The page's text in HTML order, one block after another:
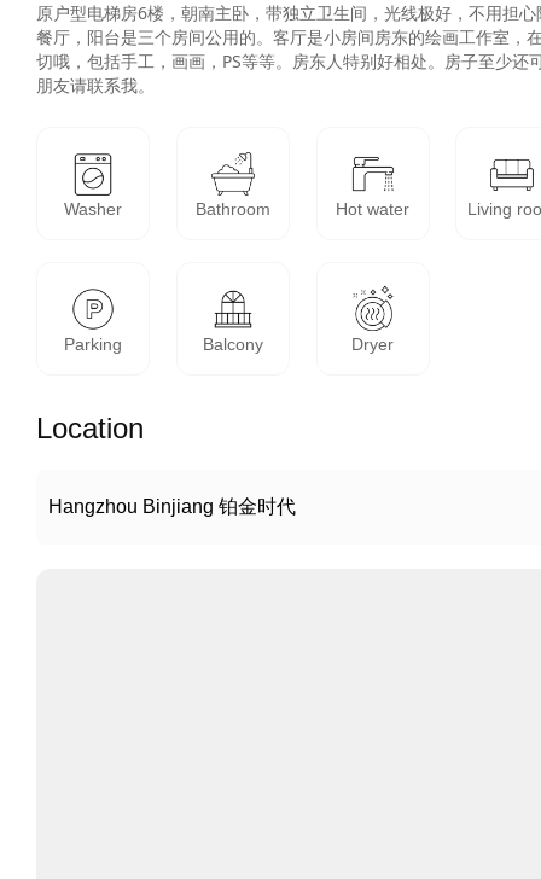
原户型电梯房6楼，朝南主卧，带独立卫生间，光线极好，不用担
餐厅，阳台是三个房间公用的。客厅是小房间房东的绘画工作室
切哦，包括手工，画画，PS等等。房东人特别好相处。房子至少
朋友请联系我。
Washer Bathroom Hot water Living
Parking Balcony Dryer
Location
Hangzhou Binjiang 铂金时代